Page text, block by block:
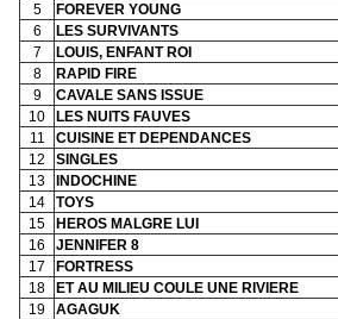
5
FOREVER YOUNG
6
LES SURVIVANTS
7
LOUIS, ENFANT ROI
8
RAPID FIRE
9
CAVALE SANS ISSUE
10
LES NUITS FAUVES
11
CUISINE ET DEPENDANCES
12
SINGLES
13
INDOCHINE
14
TOYS
15
HEROS MALGRE LUI
16
JENNIFER 8
17
FORTRESS
18
ET AU MILIEU COULE UNE RIVIERE
19
AGAGUK